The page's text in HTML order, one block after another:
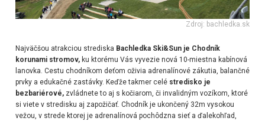
Zdroj: bachledka.sk
Najväčšou atrakciou strediska Bachledka Ski&Sun je Chodník
korunami stromov,ku ktorému Vás vyvezie nová 10-miestna kabínová
lanovka. Cestu chodníkom deťom oživia adrenalínové zákutia, balančné
prvky a edukačné zastávky. Keďže takmer celé stredisko je
bezbariérové,zvládnete to aj s kočiarom, či invalidným vozíkom, ktoré
si viete v stredisku aj zapožičať. Chodník je ukončený 32m vysokou
vežou, v strede ktorej je adrenalínová pochôdzna sieť a ďalekohľad,